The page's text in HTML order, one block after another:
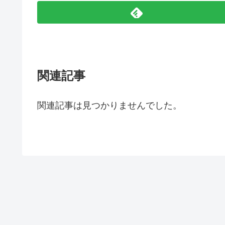
関連記事
関連記事は見つかりませんでした。